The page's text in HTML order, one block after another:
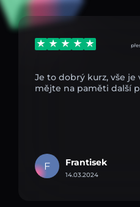
Je to dobrý kurz, vše je
mějte na paměti další
F Frantisek
14.03.2024